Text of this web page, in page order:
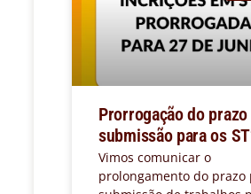
Prorrogação do prazo
submissão para os
Vimos comunicar o
prolongamento do prazo